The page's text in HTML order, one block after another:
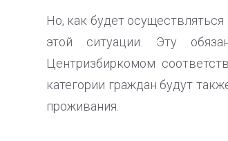
Но, как будет
этой ситуации. Эту
Центризбиркомом
категории граждан будут
проживания.